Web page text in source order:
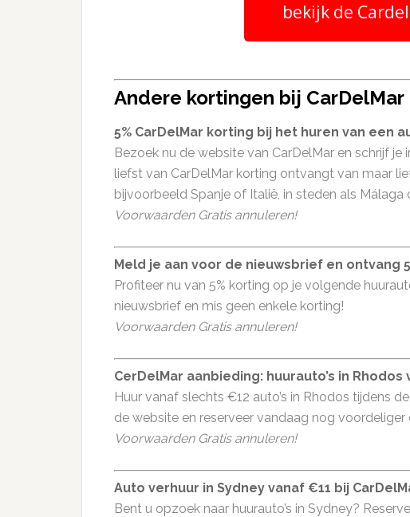
bekijk de
Andere kortingen bij CarDelMar
5% CarDelMar korting bij het huren van een
Bezoek nu de website van CarDelMar en schrijf
liefst van CarDelMar korting ontvangt van maar
bijvoorbeeld Spanje of Italië, in steden als Málaga
Voorwaarden Gratis annuleren!
Meld je aan voor de nieuwsbrief en ontvang
Profiteer nu van 5% korting op je volgende
nieuwsbrief en mis geen enkele korting!
Voorwaarden Gratis annuleren!
CerDelMar aanbieding: huurauto’s in Rhodos
Huur vanaf slechts €12 auto’s in Rhodos tijdens
de website en reserveer vandaag nog voordeliger
Voorwaarden Gratis annuleren!
Auto verhuur in Sydney vanaf €11 bij
Bent u opzoek naar huurauto’s in Sydney?